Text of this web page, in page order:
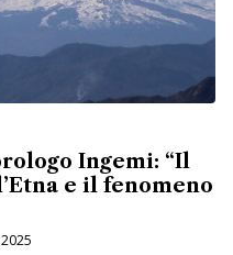
Ingemi: “Il
e il fenomeno